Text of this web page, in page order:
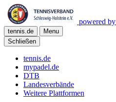
powered by
tennis.de
Menu
Schließen
tennis.de
mypadel.de
DTB
Landesverbände
Weitere Plattformen